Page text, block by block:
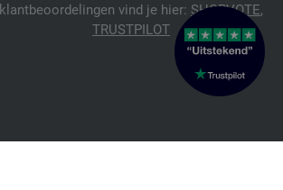
klantbeoordelingen vind je hier: SHOPVOTE,
TRUSTPILOT